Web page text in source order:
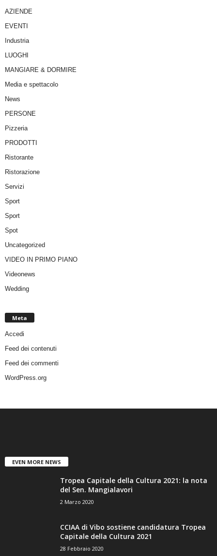
AZIENDE
EVENTI
Industria
LUOGHI
MANGIARE & DORMIRE
Media e spettacolo
News
PERSONE
Pizzeria
PRODOTTI
Ristorante
Ristorazione
Servizi
Sport
Sport
Spot
Uncategorized
VIDEO IN PRIMO PIANO
Videonews
Wedding
Meta
Accedi
Feed dei contenuti
Feed dei commenti
WordPress.org
EVEN MORE NEWS
Tropea Capitale della Cultura 2021: la nota
del Sen. Mangialavori
2 Marzo 2020
CCIAA di Vibo sostiene candidatura Tropea
Capitale della Cultura 2021
28 Febbraio 2020